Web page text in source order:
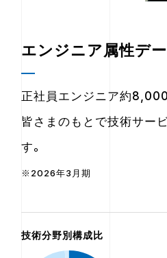
エンジニア属性デ
正社員エンジニア約
皆さまのもとで技術サー
す。
※2026年3月期
技術分野別構成比